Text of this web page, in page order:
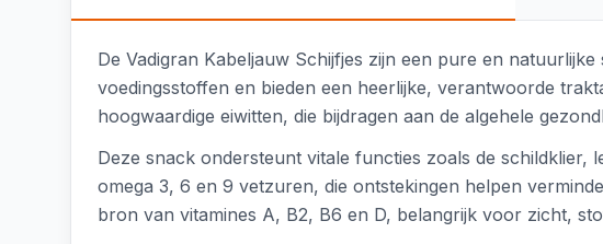
De Vadigran Kabeljauw Schijfjes zijn een pure en
voedingsstoffen en bieden een heerlijke, verantwoorde
hoogwaardige eiwitten, die bijdragen aan de algehele
Deze snack ondersteunt vitale functies zoals de schildklier,
omega 3, 6 en 9 vetzuren, die ontstekingen helpen
bron van vitamines A, B2, B6 en D, belangrijk voor zicht,